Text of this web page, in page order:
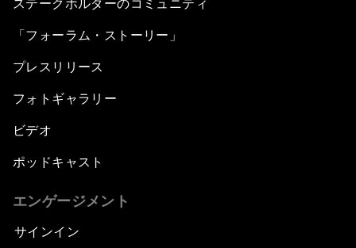
ステークホルダーのコミュニティ
「フォーラム・ストーリー」
プレスリリース
フォトギャラリー
ビデオ
ポッドキャスト
エンゲージメント
サインイン